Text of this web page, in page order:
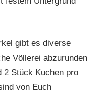
gibt es diverse
Völlerei abzurunden
2 Stück Kuchen pro
von Euch